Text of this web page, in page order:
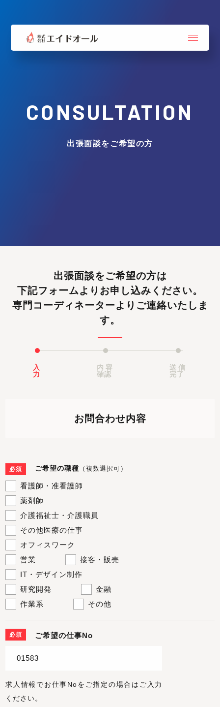
CONSULTATION
出張面談をご希望の方
出張面談をご希望の方は
下記フォームよりお申し込みください。
専門コーディネーターよりご連絡いたしま
す。
入
力
内容
確認
送信
完了
お問合わせ内容
必須 ご希望の職種 （複数選択可）
看護師・准看護師
薬剤師
介護福祉士・介護職員
その他医療の仕事
オフィスワーク
営業
接客・販売
IT・デザイン制作
研究開発
金融
作業系
その他
必須 ご希望の仕事No
求人情報でお仕事Noをご指定の場合はご入力
ください。